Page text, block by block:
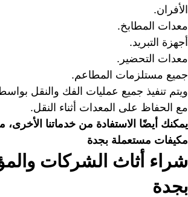
الأفران.
معدات المطابخ.
أجهزة التبريد.
معدات التحضير.
جميع مستلزمات المطاعم.
ويتم تنفيذ جميع عمليات الفك والنقل
مع الحفاظ على المعدات أثناء النقل.
يمكنك أيضًا الاستفادة من خدماتنا الأخرى،
مكيفات مستعملة بجدة
شراء أثاث الشركات
بجدة